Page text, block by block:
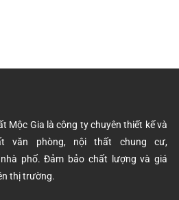
Mộc Gia là công ty chuyên thiết kế và
văn phòng, nội thất chung cư,
phố. Đảm bảo chất lượng và giá
thị trường.